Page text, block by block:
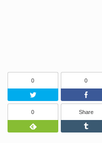
0
Twitter
0
0
Feedly
Share